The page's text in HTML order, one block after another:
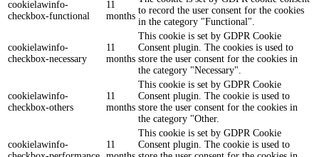
cookielawinfo-
checkbox-functional
11
months
to record the user consent for the cookies
in the category "Functional".
cookielawinfo-
checkbox-necessary
11
months
This cookie is set by GDPR Cookie
Consent plugin. The cookies is used to
store the user consent for the cookies in
the category "Necessary".
cookielawinfo-
checkbox-others
11
months
This cookie is set by GDPR Cookie
Consent plugin. The cookie is used to
store the user consent for the cookies in
the category "Other.
cookielawinfo-
11
This cookie is set by GDPR Cookie
Consent plugin. The cookie is used to